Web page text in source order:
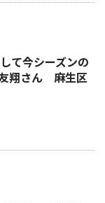
て今シーズンの
翔さん 麻生区